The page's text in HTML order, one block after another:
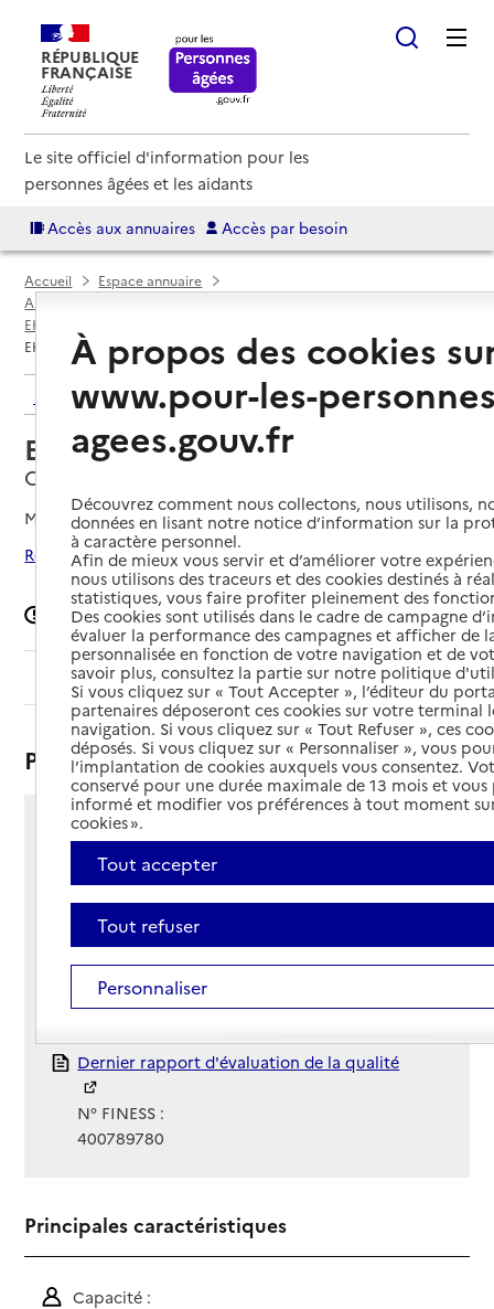
RÉPUBLIQUE
FRANÇAISE
Le site officiel d'information pour les
personnes âgées et les aidants
Accès aux annuaires Accès par besoin
Accueil
Espace annuaire
Annuaire EHPAD et maisons de retraite
EHPAD par département
EHPAD Eugénie Desjobert
Retour aux résultats de l'annuaire
EHPAD Eugénie Desjobert
Capbreton, LANDES
Mis à jour le30/12/2025
Rechercher les établissements autour de Capbreton
Signaler une erreur
Sommaire
Présentation
2 avenue Simone de Beauvoir
40130 - Capbreton
Voir itinéraire
Téléphone :
05 58 41 97 10
Contact
Contact
Site Internet
Site internet non renseigné
Gestionnaire :
Rapport HAS
Dernier rapport d'évaluation de la qualité
N° FINESS :
400789780
Principales caractéristiques
Capacité :
À propos des cookies
www.pour-les-
agees.gouv.fr
Découvrez comment nous collectons, nous utilisons,
données en lisant notre notice d’information sur la
à caractère personnel.
Afin de mieux vous servir et d’améliorer votre
nous utilisons des traceurs et des cookies destinés à
statistiques, vous faire profiter pleinement des
Des cookies sont utilisés dans le cadre de campagne
évaluer la performance des campagnes et afficher de
personnalisée en fonction de votre navigation et de
savoir plus, consultez la partie sur notre politique
Si vous cliquez sur « Tout Accepter », l’éditeur du
partenaires déposeront ces cookies sur votre terminal
navigation. Si vous cliquez sur « Tout Refuser », ces
déposés. Si vous cliquez sur « Personnaliser », vous
l’implantation de cookies auxquels vous consentez.
conservé pour une durée maximale de 13 mois et
informé et modifier vos préférences à tout moment
cookies ».
Tout accepter
Tout refuser
Personnaliser